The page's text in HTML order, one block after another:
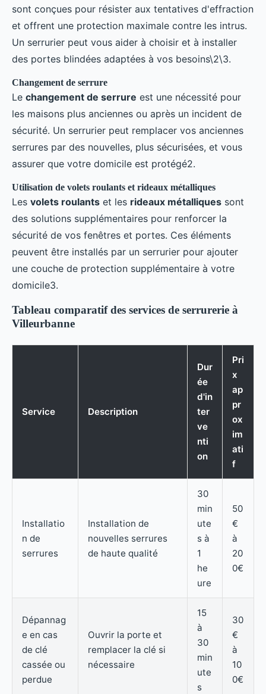
sont conçues pour résister aux tentatives d'effraction
et offrent une protection maximale contre les intrus.
Un serrurier peut vous aider à choisir et à installer
des portes blindées adaptées à vos besoins\2\3.
Changement de serrure
Le changement de serrure est une nécessité pour
les maisons plus anciennes ou après un incident de
sécurité. Un serrurier peut remplacer vos anciennes
serrures par des nouvelles, plus sécurisées, et vous
assurer que votre domicile est protégé2.
Utilisation de volets roulants et rideaux métalliques
Les volets roulants et les rideaux métalliques sont
des solutions supplémentaires pour renforcer la
sécurité de vos fenêtres et portes. Ces éléments
peuvent être installés par un serrurier pour ajouter
une couche de protection supplémentaire à votre
domicile3.
Tableau comparatif des services de serrurerie à
Villeurbanne
Service Description
Dur
ée
d'in
ter
ve
nti
on
Pri
x
ap
pr
ox
im
ati
f
Installatio
n de
serrures
Installation de
nouvelles serrures
de haute qualité
30
min
ute
s à
1
he
ure
50
€
à
20
0€
Dépannag
e en cas
de clé
cassée ou
perdue
Ouvrir la porte et
remplacer la clé si
nécessaire
15
à
30
min
ute
s
30
€
à
10
0€